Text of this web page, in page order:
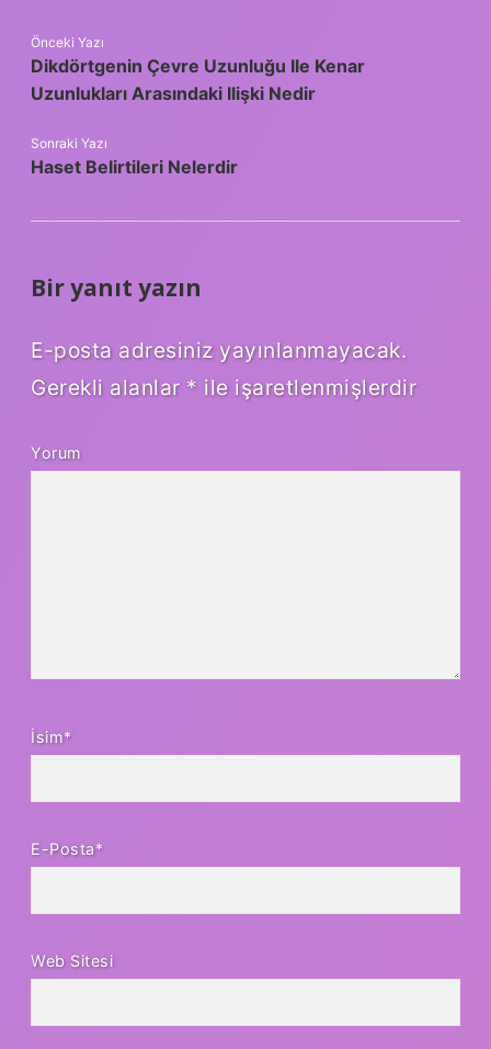
Önceki Yazı
Dikdörtgenin Çevre Uzunluğu Ile Kenar
Uzunlukları Arasındaki Ilişki Nedir
Sonraki Yazı
Haset Belirtileri Nelerdir
Bir yanıt yazın
E-posta adresiniz yayınlanmayacak.
Gerekli alanlar * ile işaretlenmişlerdir
Yorum
İsim*
E-Posta*
Web Sitesi